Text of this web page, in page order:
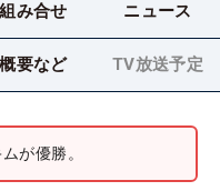
組み合せ ニュース
概要など TV放送予定
が優勝。